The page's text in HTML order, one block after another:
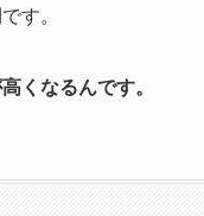
です。
くなるんです。